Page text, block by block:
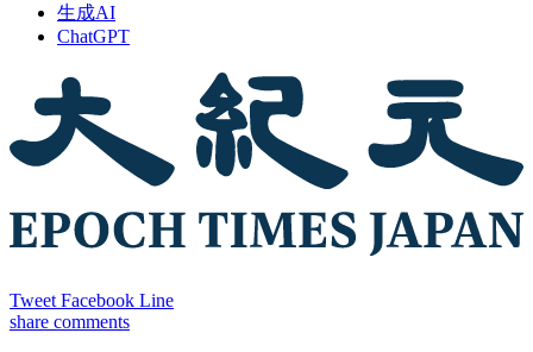
生成AI
ChatGPT
Tweet Facebook Line
share comments